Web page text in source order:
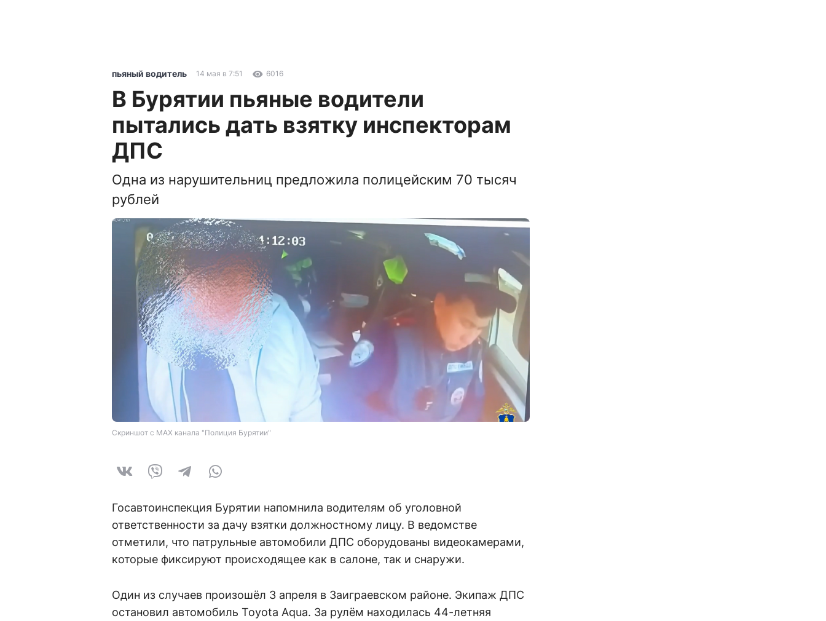
пьяный водитель 14 мая в 7:51 6016
В Бурятии пьяные водители
пытались дать взятку инспекторам
ДПС
Одна из нарушительниц предложила полицейским 70 тысяч
рублей
Скриншот с MAX канала "Полиция Бурятии"
Госавтоинспекция Бурятии напомнила водителям об уголовной
ответственности за дачу взятки должностному лицу. В ведомстве
отметили, что патрульные автомобили ДПС оборудованы видеокамерами,
которые фиксируют происходящее как в салоне, так и снаружи.
Один из случаев произошёл 3 апреля в Заиграевском районе. Экипаж ДПС
остановил автомобиль Toyota Aqua. За рулём находилась 44-летняя